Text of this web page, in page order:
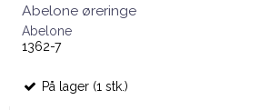
Abelone øreringe
Abelone
1362-7
På lager (1 stk.)